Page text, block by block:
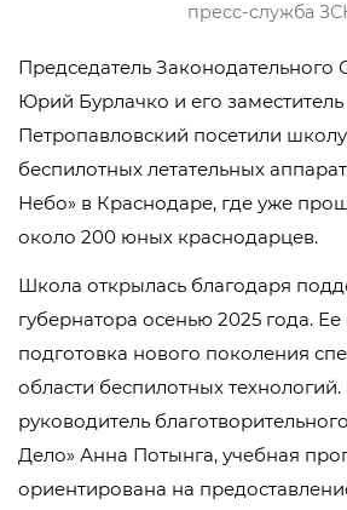
пресс-служба
Председатель Законодательного
Юрий Бурлачко и его
Петропавловский посетили
беспилотных летательных
Небо» в Краснодаре, где уже
около 200 юных краснодарцев.
Школа открылась благодаря
губернатора осенью 2025 года.
подготовка нового поколения
области беспилотных технологий.
руководитель
Дело» Анна Потынга, учебная
ориентирована на